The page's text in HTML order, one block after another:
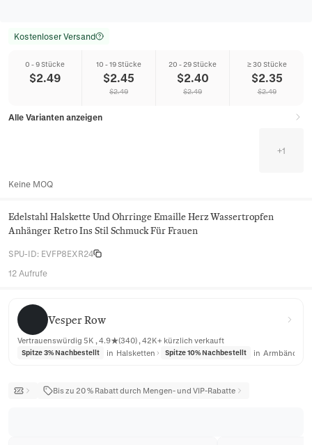
Kostenloser Versand
0 - 9 Stücke
$2.49
10 - 19 Stücke
$2.45
$2.49
20 - 29 Stücke
$2.40
$2.49
≥ 30 Stücke
$2.35
$2.49
Alle Varianten anzeigen
+1
Keine MOQ
Edelstahl Halskette Und Ohrringe Emaille Herz Wassertropfen
Anhänger Retro Ins Stil Schmuck Für Frauen
SPU-ID: EVFP8EXR24
12 Aufrufe
Vesper Row
Vesper Row
Vertrauenswürdig 5K , 4.9★(340) , 42K+ kürzlich verkauft
Spitze 3% Nachbestellt in Halsketten Spitze 10% Nachbestellt in Armbänder
Bis zu 20 % Rabatt durch Mengen- und VIP-Rabatte